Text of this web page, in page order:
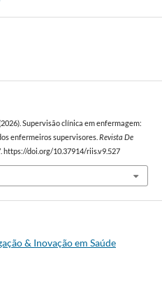
Supervisão clínica em enfermagem:
enfermeiros supervisores. Revista De
https://doi.org/10.37914/riis.v9.527
& Inovação em Saúde